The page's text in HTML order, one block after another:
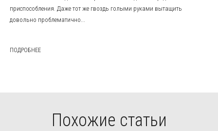
приспособления. Даже тот же гвоздь голыми руками вытащить
довольно проблематично...
ПОДРОБНЕЕ
Похожие статьи